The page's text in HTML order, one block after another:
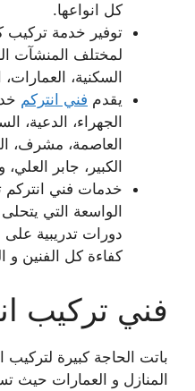
كل انواعها.
توفير خدمة تركيب
لمختلف المنشآت
السكنية،
يقدم فني انتركم
الجهراء، الدعية،
العاصمة، مشرف،
الكبير، جابر
خدمات فني انتركم
الواسعة التي
دورات تدريبية
كفاءة كل الفنين و
فني تركيب
باتت الحاجة كبيرة
المنازل و العمارات